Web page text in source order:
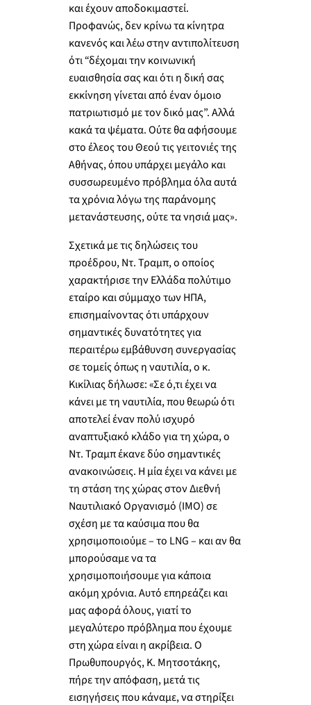
και έχουν αποδοκιμαστεί.
Προφανώς, δεν κρίνω τα κίνητρα
κανενός και λέω στην αντιπολίτευση
ότι “δέχομαι την κοινωνική
ευαισθησία σας και ότι η δική σας
εκκίνηση γίνεται από έναν όμοιο
πατριωτισμό με τον δικό μας”. Αλλά
κακά τα ψέματα. Ούτε θα αφήσουμε
στο έλεος του Θεού τις γειτονιές της
Αθήνας, όπου υπάρχει μεγάλο και
συσσωρευμένο πρόβλημα όλα αυτά
τα χρόνια λόγω της παράνομης
μετανάστευσης, ούτε τα νησιά μας».
Σχετικά με τις δηλώσεις του
προέδρου, Ντ. Τραμπ, ο οποίος
χαρακτήρισε την Ελλάδα πολύτιμο
εταίρο και σύμμαχο των ΗΠΑ,
επισημαίνοντας ότι υπάρχουν
σημαντικές δυνατότητες για
περαιτέρω εμβάθυνση συνεργασίας
σε τομείς όπως η ναυτιλία, ο κ.
Κικίλιας δήλωσε: «Σε ό,τι έχει να
κάνει με τη ναυτιλία, που θεωρώ ότι
αποτελεί έναν πολύ ισχυρό
αναπτυξιακό κλάδο για τη χώρα, ο
Ντ. Τραμπ έκανε δύο σημαντικές
ανακοινώσεις. Η μία έχει να κάνει με
τη στάση της χώρας στον Διεθνή
Ναυτιλιακό Οργανισμό (ΙΜΟ) σε
σχέση με τα καύσιμα που θα
χρησιμοποιούμε – το LNG – και αν θα
μπορούσαμε να τα
χρησιμοποιήσουμε για κάποια
ακόμη χρόνια. Αυτό επηρεάζει και
μας αφορά όλους, γιατί το
μεγαλύτερο πρόβλημα που έχουμε
στη χώρα είναι η ακρίβεια. Ο
Πρωθυπουργός, Κ. Μητσοτάκης,
πήρε την απόφαση, μετά τις
εισηγήσεις που κάναμε, να στηρίξει